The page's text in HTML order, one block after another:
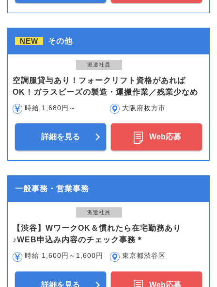
NEW その他
派遣社員
空調服貸与あり！フォークリフト資格があれば
OK！ガラスビーズの製造・運搬作業／残業少なめ
時給 1,680円～ 大阪府枚方市
詳細を見る Web応募
一般事務・営業事務
派遣社員
【渋谷】WワークOK＆慣れたら在宅勤務あり
♪WEB申込み内容のチェック事務＊
時給 1,600円～1,600円 東京都渋谷区
詳細を見る Web応募